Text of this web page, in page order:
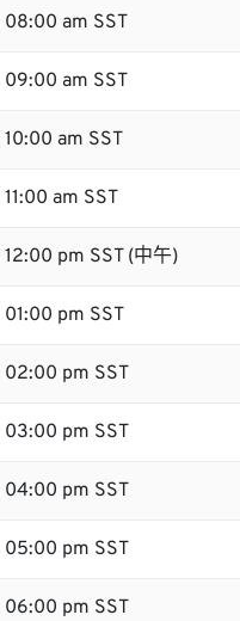
08:00 am SST
09:00 am SST
10:00 am SST
11:00 am SST
12:00 pm SST (中午)
01:00 pm SST
02:00 pm SST
03:00 pm SST
04:00 pm SST
05:00 pm SST
06:00 pm SST